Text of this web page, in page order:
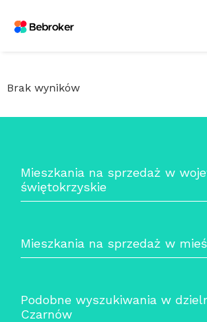
Brak wyników
Mieszkania na sprzedaż w
świętokrzyskie
Mieszkania na sprzedaż w
Podobne wyszukiwania w
Czarnów